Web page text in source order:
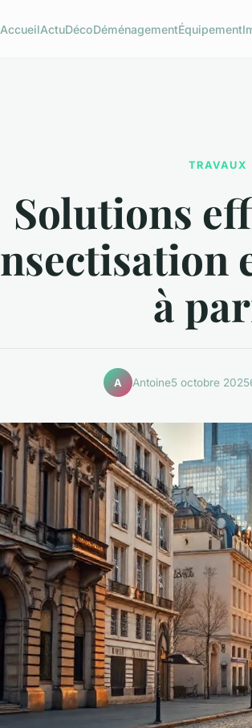
AccueilActuDécoDéménagementÉquipement
TRAVAUX
Solutions
à
A Antoine5 octobre 2025